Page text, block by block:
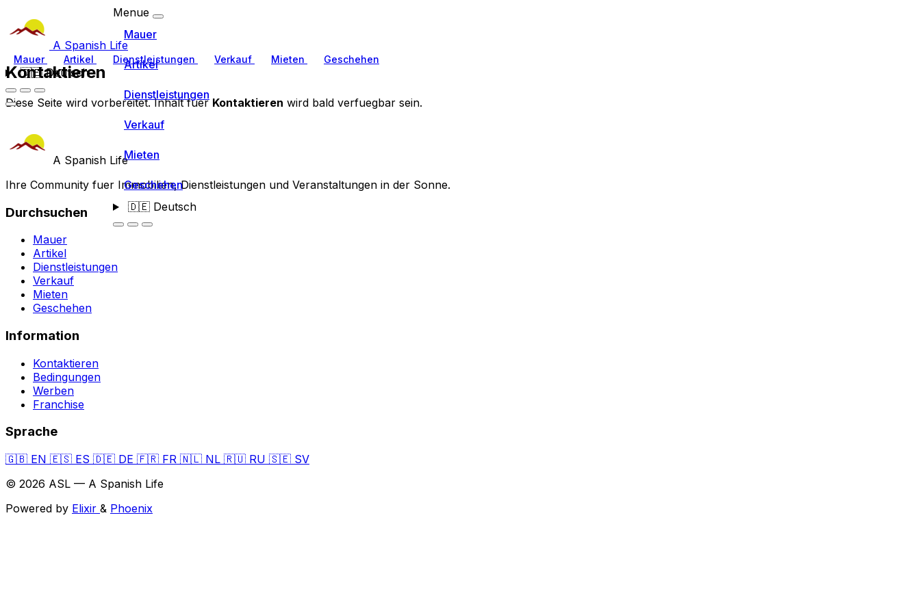
A Spanish Life
Mauer Artikel Dienstleistungen Verkauf Mieten Geschehen
🇩🇪Deutsch
Menue
Mauer
Artikel
Dienstleistungen
Verkauf
Mieten
Geschehen
🇩🇪Deutsch
Kontaktieren
Diese Seite wird vorbereitet. Inhalt fuer Kontaktieren wird bald verfuegbar sein.
A Spanish Life
Ihre Community fuer Immobilien, Dienstleistungen und Veranstaltungen in der Sonne.
Durchsuchen
Mauer
Artikel
Dienstleistungen
Verkauf
Mieten
Geschehen
Information
Kontaktieren
Bedingungen
Werben
Franchise
Sprache
🇬🇧 EN 🇪🇸 ES 🇩🇪 DE 🇫🇷 FR 🇳🇱 NL 🇷🇺 RU 🇸🇪 SV
© 2026 ASL — A Spanish Life
Powered by Elixir & Phoenix